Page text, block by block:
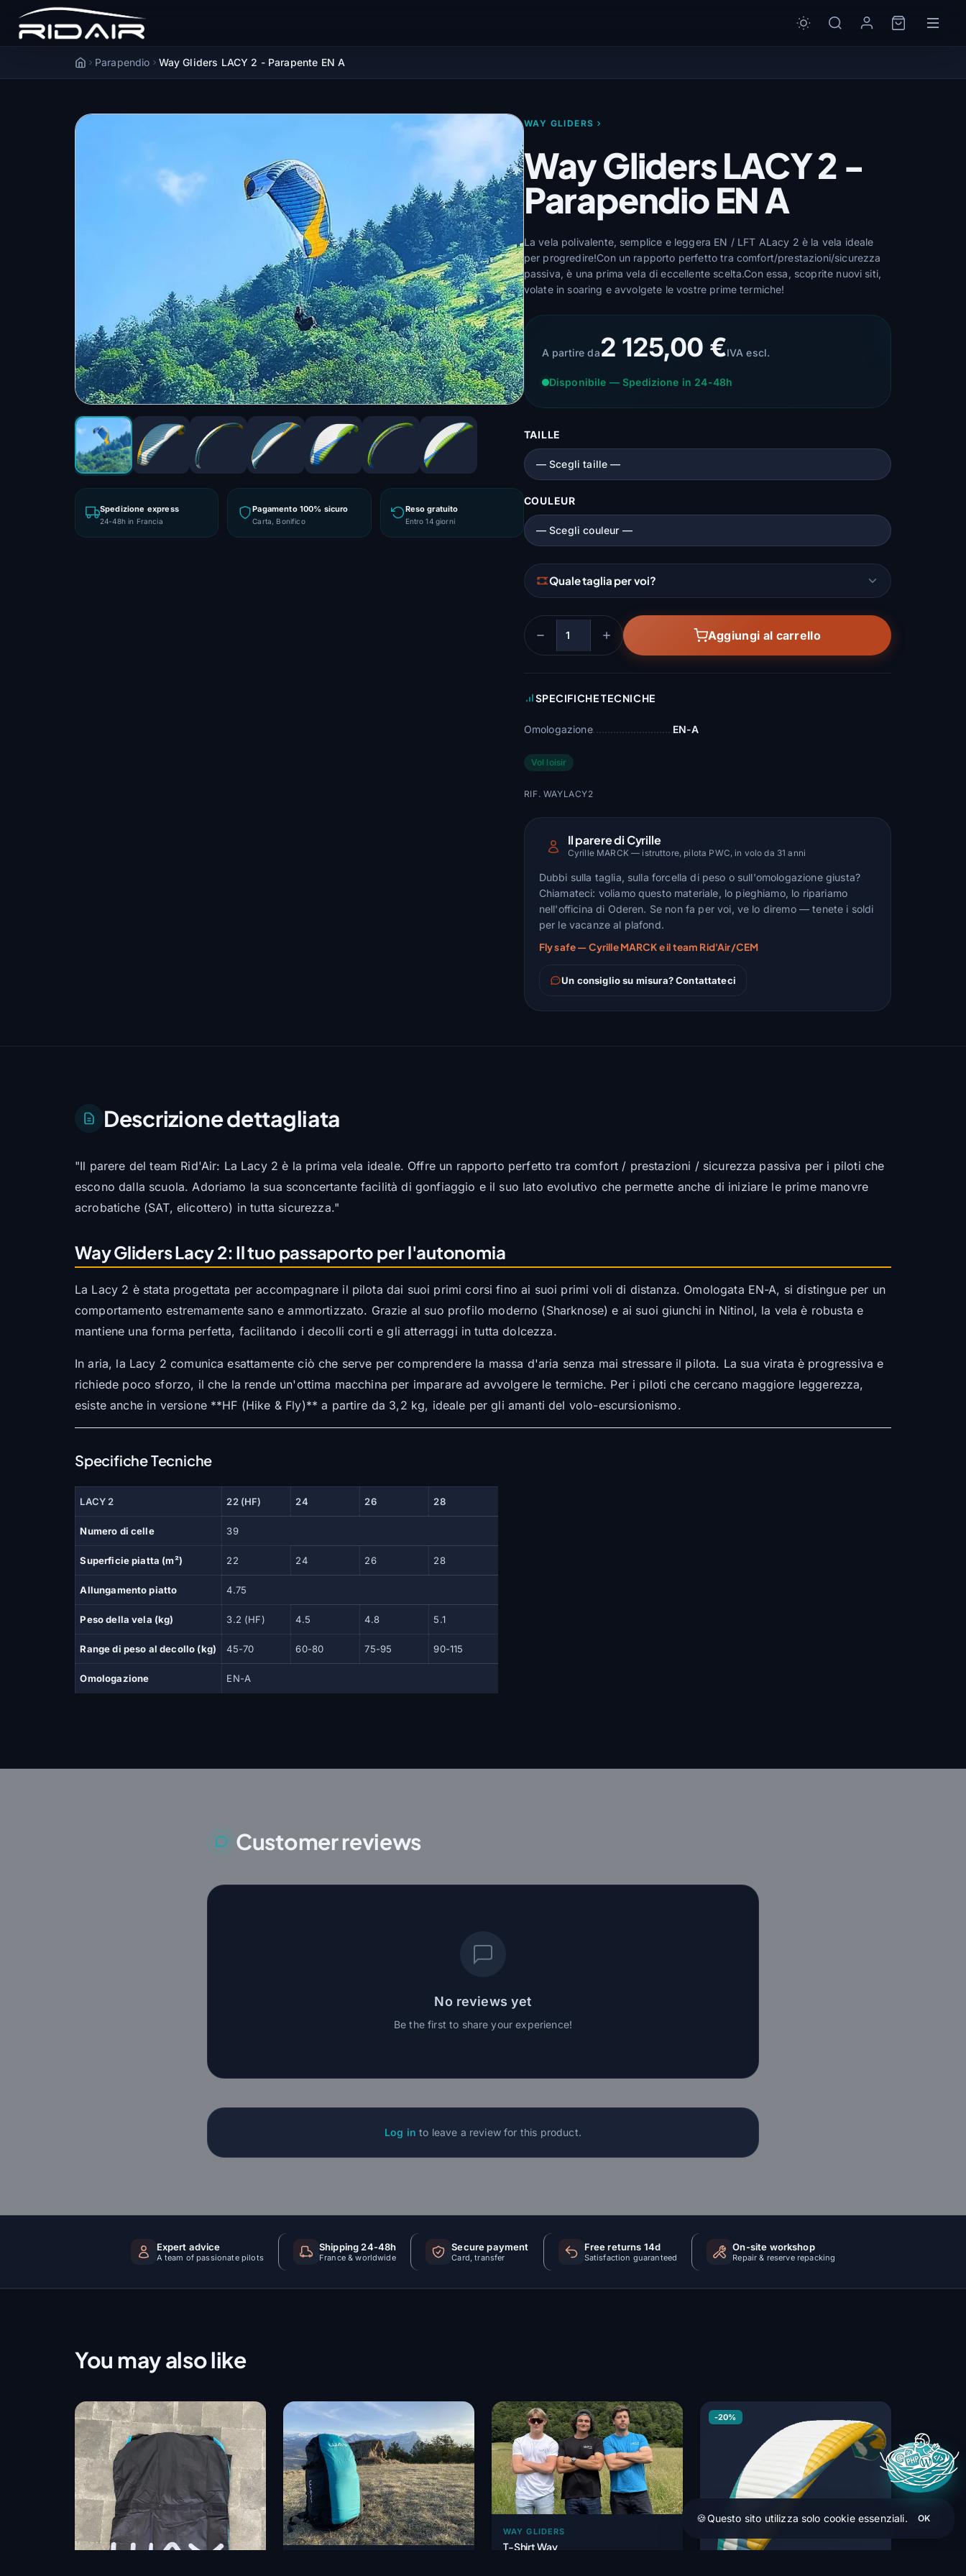
AccueilParapendio Way Gliders LACY 2 - Parapente EN A
Spedizione express
24-48h in Francia
Pagamento 100% sicuro
Carta, Bonifico
Reso gratuito
Entro 14 giorni
WAY GLIDERS
Way Gliders LACY 2 -
Parapendio EN A
La vela polivalente, semplice e leggera EN / LFT ALacy 2 è la vela ideale
per progredire!Con un rapporto perfetto tra comfort/prestazioni/sicurezza
passiva, è una prima vela di eccellente scelta.Con essa, scoprite nuovi siti,
volate in soaring e avvolgete le vostre prime termiche!
A partire da2 125,00 €IVA escl.
Disponibile — Spedizione in 24-48h
TAILLE
COULEUR
Quale taglia per voi?
Quantità
Aggiungi al carrello
SPECIFICHE TECNICHE
Omologazione EN-A
Vol loisir
RIF. WAYLACY2
Il parere di Cyrille
Cyrille MARCK — istruttore, pilota PWC, in volo da 31 anni
Dubbi sulla taglia, sulla forcella di peso o sull'omologazione giusta?
Chiamateci: voliamo questo materiale, lo pieghiamo, lo ripariamo
nell'officina di Oderen. Se non fa per voi, ve lo diremo — tenete i soldi
per le vacanze al plafond.
Fly safe — Cyrille MARCK e il team Rid'Air/CEM
Un consiglio su misura? Contattateci
Descrizione dettagliata
"Il parere del team Rid'Air: La Lacy 2 è la prima vela ideale. Offre un rapporto perfetto tra comfort / prestazioni / sicurezza passiva per i piloti che
escono dalla scuola. Adoriamo la sua sconcertante facilità di gonfiaggio e il suo lato evolutivo che permette anche di iniziare le prime manovre
acrobatiche (SAT, elicottero) in tutta sicurezza."
Way Gliders Lacy 2: Il tuo passaporto per l'autonomia
La Lacy 2 è stata progettata per accompagnare il pilota dai suoi primi corsi fino ai suoi primi voli di distanza. Omologata EN-A, si distingue per un
comportamento estremamente sano e ammortizzato. Grazie al suo profilo moderno (Sharknose) e ai suoi giunchi in Nitinol, la vela è robusta e
mantiene una forma perfetta, facilitando i decolli corti e gli atterraggi in tutta dolcezza.
In aria, la Lacy 2 comunica esattamente ciò che serve per comprendere la massa d'aria senza mai stressare il pilota. La sua virata è progressiva e
richiede poco sforzo, il che la rende un'ottima macchina per imparare ad avvolgere le termiche. Per i piloti che cercano maggiore leggerezza,
esiste anche in versione **HF (Hike & Fly)** a partire da 3,2 kg, ideale per gli amanti del volo-escursionismo.
Specifiche Tecniche
LACY 2 22 (HF) 24 26 28
Numero di celle 39
Superficie piatta (m²) 22 24 26 28
Allungamento piatto 4.75
Peso della vela (kg) 3.2 (HF) 4.5 4.8 5.1
Range di peso al decollo (kg) 45-70 60-80 75-95 90-115
Omologazione EN-A
Customer reviews
No reviews yet
Be the first to share your experience!
Log in to leave a review for this product.
Expert advice
A team of passionate pilots
Shipping 24-48h
France & worldwide
Secure payment
Card, transfer
Free returns 14d
Satisfaction guaranteed
On-site workshop
Repair & reserve repacking
You may also like
WAY GLIDERS
T-Shirt Way
-20%
🍪Questo sito utilizza solo cookie essenziali. OK